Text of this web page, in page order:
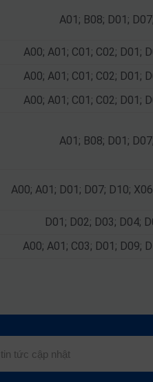
A01; B08; D01;
A00; A01; C01; C02; D01;
A00; A01; C01; C02; D01;
A00; A01; C01; C02; D01;
A01; B08; D01;
A00; A01; D01; D07; D10;
D01; D02; D03; D04;
A00; A01; C03; D01; D09;